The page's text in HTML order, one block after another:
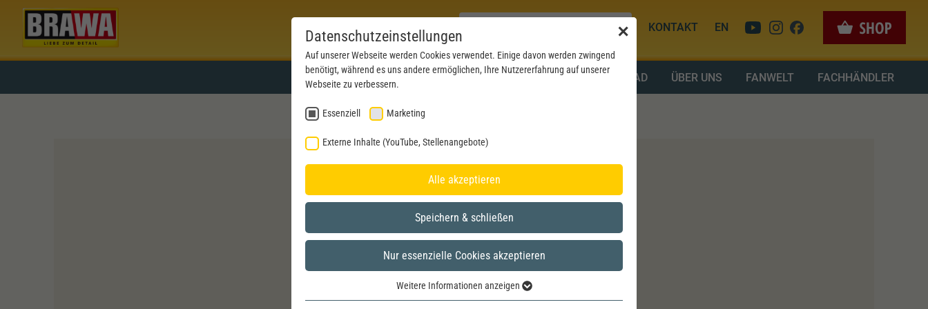
KONTAKT EN
PRODUKTE AKTUELLES SERVICE DOWNLOAD ÜBER UNS FANWELT FACHHÄNDLER
✕
Datenschutzeinstellungen
Auf unserer Webseite werden Cookies verwendet. Einige davon werden zwingend
benötigt, während es uns andere ermöglichen, Ihre Nutzererfahrung auf unserer
Webseite zu verbessern.
Essenziell Marketing
Externe Inhalte (YouTube, Stellenangebote)
Alle akzeptieren
Speichern & schließen
Nur essenzielle Cookies akzeptieren
Weitere Informationen anzeigen